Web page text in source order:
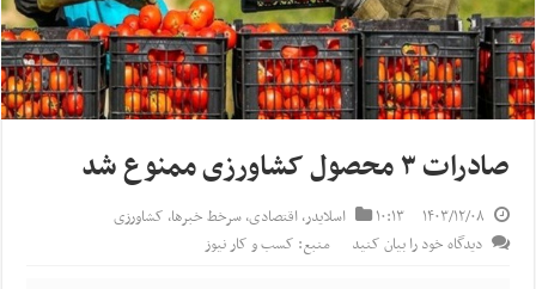
صادرات ۳ محصول کشاورزی ممنوع شد
۱۴۰۳/۱۲/۰۸ ۱۰:۱۳ اسلایدر,اقتصادی,سرخط خبرها, کشاورزی
دیدگاه خود را بیان کنید
منبع: کسب و کار نیوز